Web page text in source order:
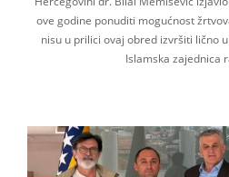
ove godine ponuditi mogućnost
nisu u prilici ovaj obred izvršiti lično
Islamska zajednica